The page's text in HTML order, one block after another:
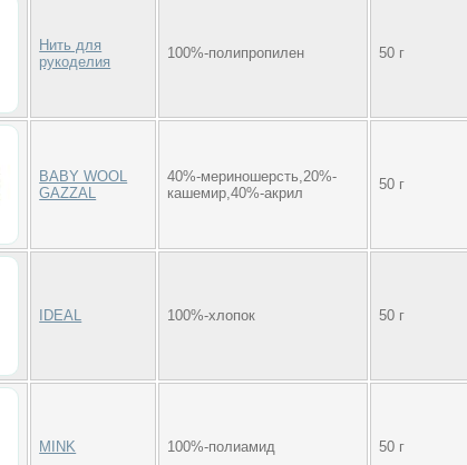
Нить для
рукоделия
100%-полипропилен 50 г
BABY WOOL
GAZZAL
40%-мериношерсть,20%-
кашемир,40%-акрил
50 г
IDEAL 100%-хлопок 50 г
MINK 100%-полиамид 50 г